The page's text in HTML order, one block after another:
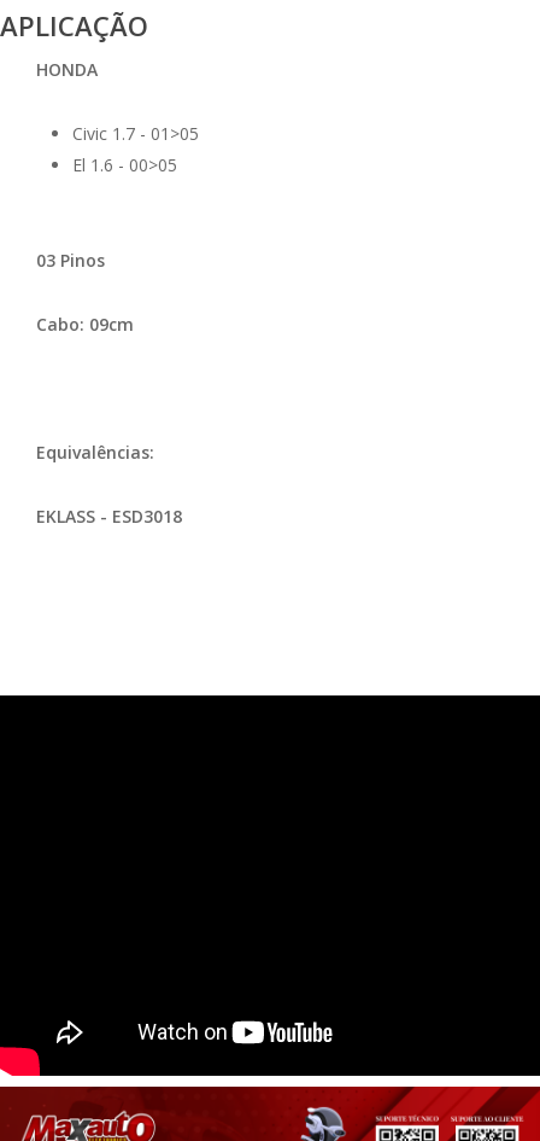
APLICAÇÃO
HONDA
Civic 1.7 - 01>05
El 1.6 - 00>05
03 Pinos
Cabo: 09cm
Equivalências:
EKLASS - ESD3018